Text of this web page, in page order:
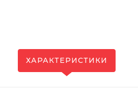
ХАРАКТЕРИСТИКИ